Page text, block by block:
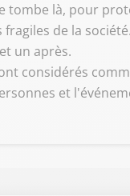
tombe là, pour
de la société.
un après.
considérés
et